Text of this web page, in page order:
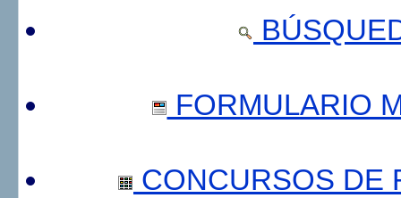
FORMULARIO
CONCURSOS DE